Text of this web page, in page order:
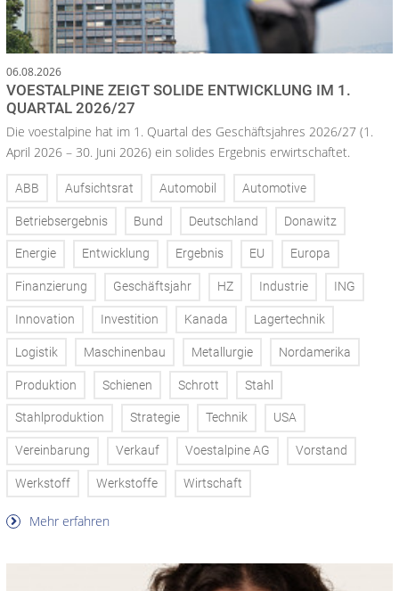
06.08.2026
VOESTALPINE ZEIGT SOLIDE ENTWICKLUNG IM 1.
QUARTAL 2026/27
Die voestalpine hat im 1. Quartal des Geschäftsjahres 2026/27 (1.
April 2026 – 30. Juni 2026) ein solides Ergebnis erwirtschaftet.
ABB Aufsichtsrat Automobil Automotive
Betriebsergebnis Bund Deutschland Donawitz
Energie Entwicklung Ergebnis EU Europa
Finanzierung Geschäftsjahr HZ Industrie ING
Innovation Investition Kanada Lagertechnik
Logistik Maschinenbau Metallurgie Nordamerika
Produktion Schienen Schrott Stahl
Stahlproduktion Strategie Technik USA
Vereinbarung Verkauf Voestalpine AG Vorstand
Werkstoff Werkstoffe Wirtschaft
Mehr erfahren